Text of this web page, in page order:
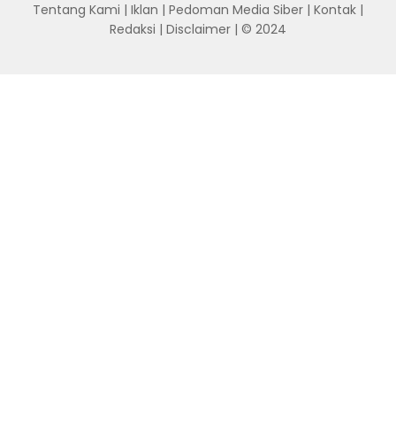
Tentang Kami | Iklan | Pedoman Media Siber | Kontak |
Redaksi | Disclaimer | © 2024